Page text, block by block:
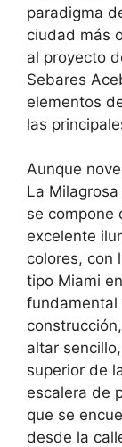
paradigma
ciudad más
al proyecto
Sebares
elementos
las
Aunque
La
se compone
excelente
colores, con
tipo Miami
fundamental
altar
superior de
escalera de
que se
desde la